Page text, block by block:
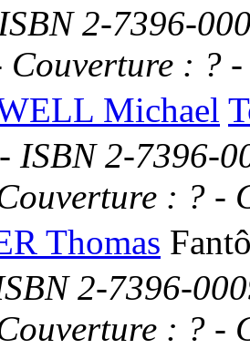
2-7396-
Couverture : ? -
Michael
ISBN 2-7396-
: ? -
Thomas
2-7396-
: ? -